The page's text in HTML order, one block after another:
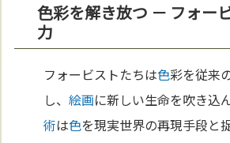
色彩を解き放つ － フォー
力
フォービストたちは色彩を従来
し、絵画に新しい生命を吹き込
術は色を現実世界の再現手段と